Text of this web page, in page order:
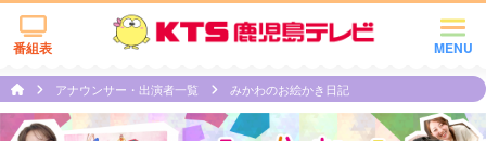
MENU
番組表
アナウンサー・出演者一覧 みかわのお絵かき日記